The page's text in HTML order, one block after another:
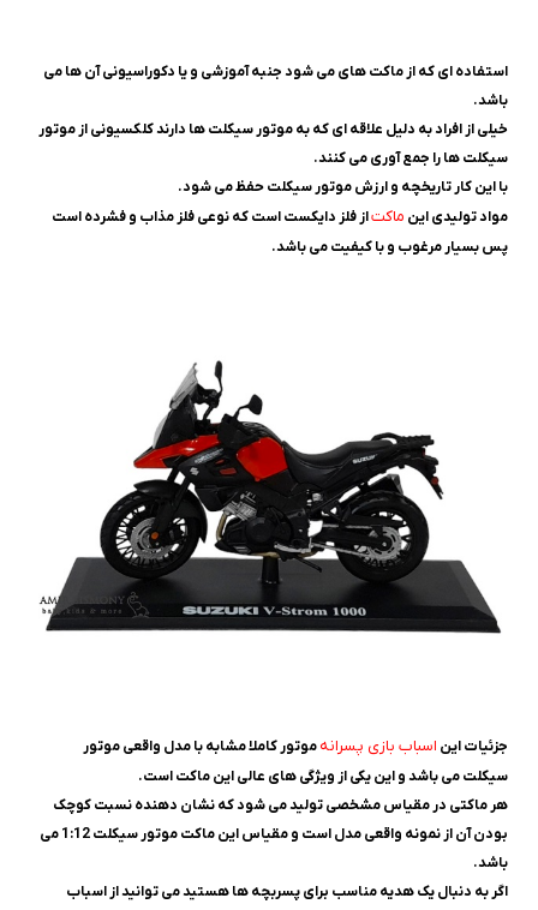
استفاده ای که از ماکت های می شود جنبه آموزشی و یا دکوراسیونی آن ها می
باشد.
خیلی از افراد به دلیل علاقه ای که به موتور سیکلت ها دارند کلکسیونی از موتور
سیکلت ها را جمع آوری می کنند.
با این کار تاریخچه و ارزش موتور سیکلت حفظ می شود.
مواد تولیدی این ماکتاز فلز دایکست است که نوعی فلز مذاب و فشرده است
پس بسیار مرغوب و با کیفیت می باشد.
جزئیات این اسباب بازی پسرانهموتور کاملا مشابه با مدل واقعی موتور
سیکلت می باشد و این یکی از ویژگی های عالی این ماکت است.
هر ماکتی در مقیاس مشخصی تولید می شود که نشان دهنده نسبت کوچک
بودن آن از نمونه واقعی مدل است و مقیاس این ماکت موتور سیکلت 1:12 می
باشد.
اگر به دنبال یک هدیه مناسب برای پسربچه ها هستید می توانید از اسباب